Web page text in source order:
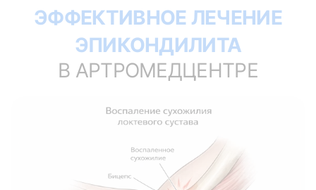
ЭФФЕКТИВНОЕ ЛЕЧЕНИЕ
ЭПИКОНДИЛИТА
В АРТРОМЕДЦЕНТРЕ